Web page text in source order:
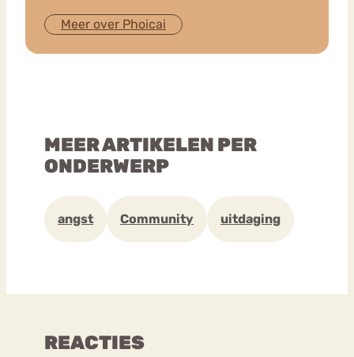
Meer over Phoicai
MEER ARTIKELEN PER
ONDERWERP
angst Community uitdaging
REACTIES